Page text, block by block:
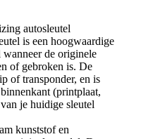
autosleutel
is een hoogwaardige
wanneer de originele
of gebroken is. De
of transponder, en is
(printplaat,
je huidige sleutel
kunststof en